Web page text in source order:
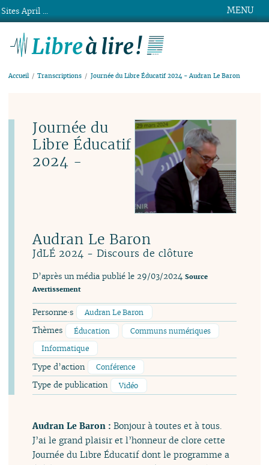
MENU
Accueil Transcriptions Journée du Libre Éducatif 2024 - Audran Le Baron
Journée du
Libre Éducatif
2024 -
Audran Le Baron
JdLÉ 2024 - Discours de clôture
D’après un média publié le 29/03/2024 Source
Avertissement
Personne·s Audran Le Baron
Thèmes Éducation
Communs numériques
Informatique
Type d’action Conférence
Type de publication Vidéo
Audran Le Baron :Bonjour à toutes et à tous.
J’ai le grand plaisir et l’honneur de clore cette
Journée du Libre Éducatif dont le programme a
Sites April ...